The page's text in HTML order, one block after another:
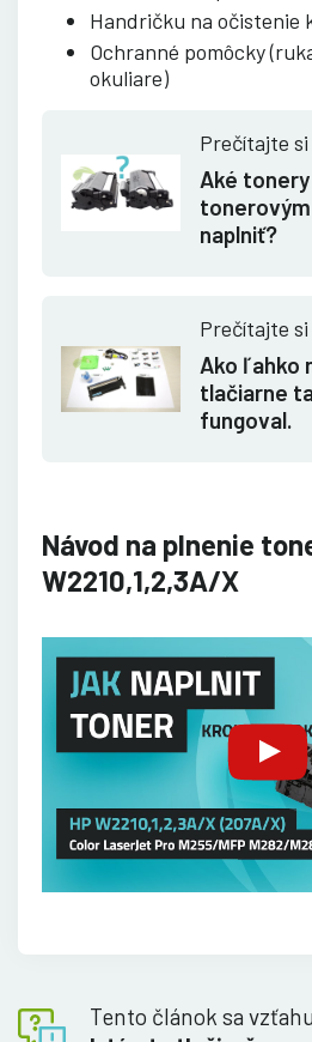
Handričku na očistenie
Ochranné pomôcky
okuliare)
Prečítajte
Aké
naplniť?
Prečítajte
Ako ľahko
tlačiarne
fungoval.
Návod na plnenie
W2210,1,2,3A/X
Tento článok sa